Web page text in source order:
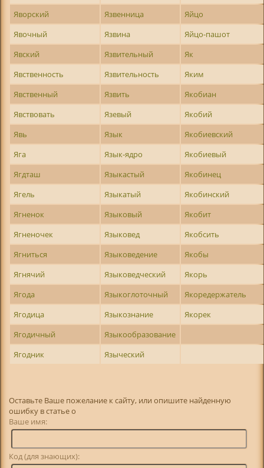
Яворский
Язвенница
Яйцо
Явочный
Язвина
Яйцо-пашот
Явский
Язвительный
Як
Явственность
Язвительность
Яким
Явственный
Язвить
Якобиан
Явствовать
Язевый
Якобий
Явь
Язык
Якобиевский
Яга
Язык-ядро
Якобиевый
Ягдташ
Языкастый
Якобинец
Ягель
Языкатый
Якобинский
Ягненок
Языковый
Якобит
Ягненочек
Языковед
Якобсить
Ягниться
Языковедение
Якобы
Ягнячий
Языковедческий
Якорь
Ягода
Языкоглоточный
Якоредержатель
Ягодица
Языкознание
Якорек
Ягодичный
Языкообразование
Ягодник
Языческий
Оставьте Ваше пожелание к сайту, или опишите найденную
ошибку в статье о
Ваше имя:
Код (для знающих):